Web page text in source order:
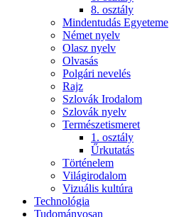
8. osztály
Mindentudás Egyeteme
Német nyelv
Olasz nyelv
Olvasás
Polgári nevelés
Rajz
Szlovák Irodalom
Szlovák nyelv
Természetismeret
1. osztály
Űrkutatás
Történelem
Világirodalom
Vizuális kultúra
Technológia
Tudományosan